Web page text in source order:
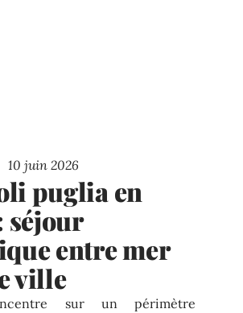
10 juin 2026
puglia en
séjour
entre mer
ville
sur un périmètre